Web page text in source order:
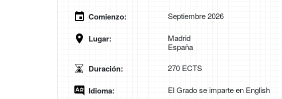
Comienzo: Septiembre 2026
Lugar:
Madrid
España
Duración: 270 ECTS
Idioma: El Grado se imparte en English